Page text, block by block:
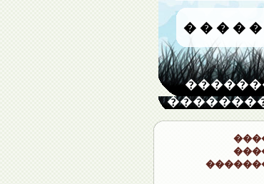
� � � � �